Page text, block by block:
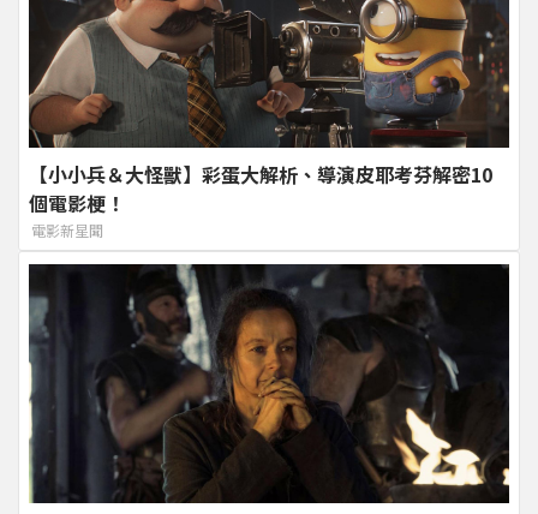
【小小兵＆大怪獸】彩蛋大解析、導演皮耶考芬解密10
個電影梗！
電影新星聞